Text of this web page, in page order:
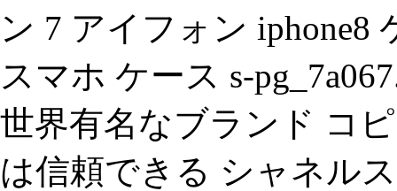
ン 7 アイフォン iphone8
スマホ ケース s-
世界有名なブランド コ
は信頼できる シャネル